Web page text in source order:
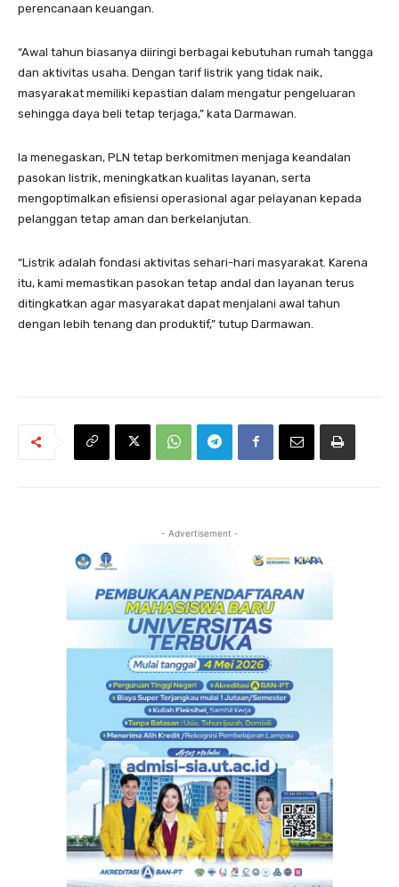
perencanaan keuangan.
“Awal tahun biasanya diiringi berbagai kebutuhan rumah tangga
dan aktivitas usaha. Dengan tarif listrik yang tidak naik,
masyarakat memiliki kepastian dalam mengatur pengeluaran
sehingga daya beli tetap terjaga,” kata Darmawan.
Ia menegaskan, PLN tetap berkomitmen menjaga keandalan
pasokan listrik, meningkatkan kualitas layanan, serta
mengoptimalkan efisiensi operasional agar pelayanan kepada
pelanggan tetap aman dan berkelanjutan.
“Listrik adalah fondasi aktivitas sehari-hari masyarakat. Karena
itu, kami memastikan pasokan tetap andal dan layanan terus
ditingkatkan agar masyarakat dapat menjalani awal tahun
dengan lebih tenang dan produktif,” tutup Darmawan.
- Advertisement -